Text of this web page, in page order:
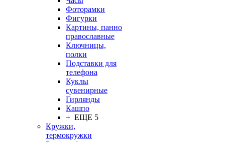
Фоторамки
Фигурки
Картины, панно
православные
Ключницы,
полки
Подставки для
телефона
Куклы
сувенирные
Гирлянды
Кашпо
+ ЕЩЕ 5
Кружки,
термокружки